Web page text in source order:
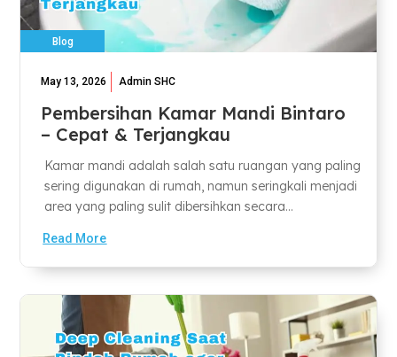
Blog
May 13, 2026 Admin SHC
Pembersihan Kamar Mandi Bintaro
– Cepat & Terjangkau
Kamar mandi adalah salah satu ruangan yang paling
sering digunakan di rumah, namun seringkali menjadi
area yang paling sulit dibersihkan secara...
Read More